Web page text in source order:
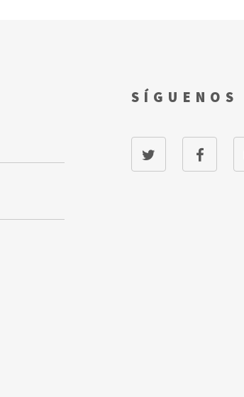
SÍGUENOS